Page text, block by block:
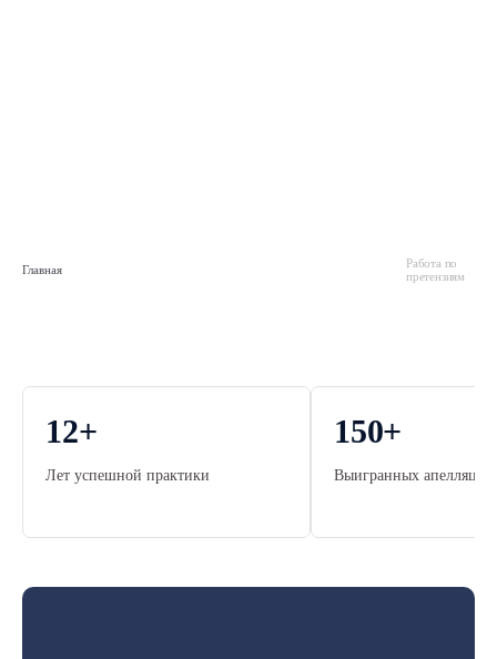
Главная
Работа по
претензиям
12+
Лет успешной практики
150+
Выигранных